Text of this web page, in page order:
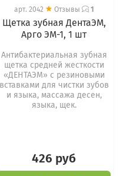
арт. 2042 Отзывы 1
Щетка зубная ДентаЭМ,
Арго ЭМ-1, 1 шт
Антибактериальная зубная
щетка средней жесткости
«ДЕНТАЭМ» с резиновыми
вставками для чистки зубов
и языка, массажа десен,
языка, щек.
426 руб